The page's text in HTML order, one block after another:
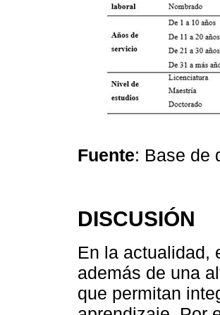
Fuente: Base de
DISCUSIÓN
En la actualidad,
además de una
que permitan